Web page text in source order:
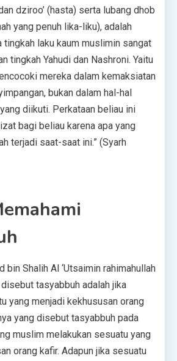
dziroo’ (hasta) serta lubang dhob
yang penuh lika-liku), adalah
tingkah laku kaum muslimin sangat
tingkah Yahudi dan Nashroni. Yaitu
mereka dalam kemaksiatan
bukan dalam hal-hal
diikuti. Perkataan beliau ini
bagi beliau karena apa yang
terjadi saat-saat ini.” (Syarh
bin Shalih Al ‘Utsaimin rahimahullah
tasyabbuh adalah jika
yang menjadi kekhususan orang
yang disebut tasyabbuh pada
muslim melakukan sesuatu yang
orang kafir. Adapun jika sesuatu